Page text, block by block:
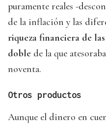
puramente reales -
de la inflación y las
riqueza financiera de
doble de la que
noventa.
Otros productos
Aunque el dinero en